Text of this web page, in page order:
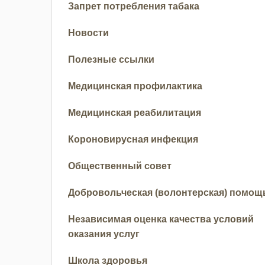
Запрет потребления табака
Новости
Полезные ссылки
Медицинская профилактика
Медицинская реабилитация
Короновирусная инфекция
Общественный совет
Добровольческая (волонтерская)
Независимая оценка качества условий
оказания услуг
Школа здоровья